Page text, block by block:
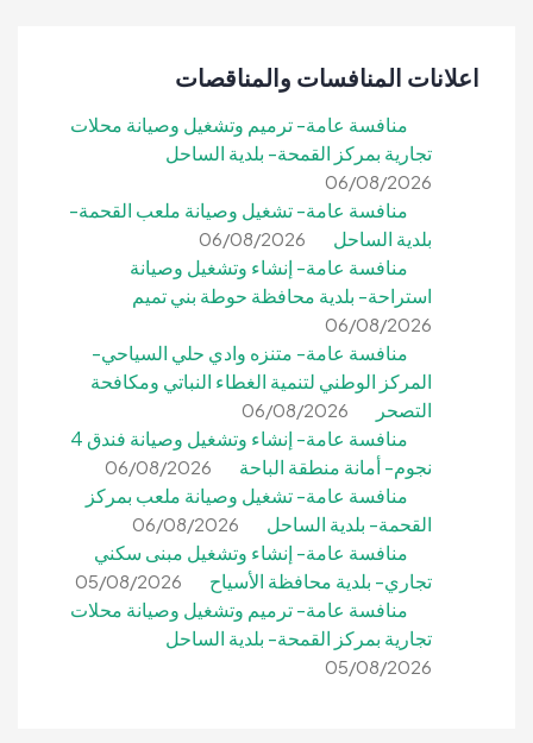
اعلانات المنافسات والمناقصات
منافسة عامة- ترميم وتشغيل وصيانة محلات
تجارية بمركز القمحة- بلدية الساحل
06/08/2026
منافسة عامة- تشغيل وصيانة ملعب القحمة-
بلدية الساحل
06/08/2026
منافسة عامة- إنشاء وتشغيل وصيانة
استراحة- بلدية محافظة حوطة بني تميم
06/08/2026
منافسة عامة- متنزه وادي حلي السياحي-
المركز الوطني لتنمية الغطاء النباتي ومكافحة
التصحر
06/08/2026
منافسة عامة- إنشاء وتشغيل وصيانة فندق 4
نجوم- أمانة منطقة الباحة
06/08/2026
منافسة عامة- تشغيل وصيانة ملعب بمركز
القحمة- بلدية الساحل
06/08/2026
منافسة عامة- إنشاء وتشغيل مبنى سكني
تجاري- بلدية محافظة الأسياح
05/08/2026
منافسة عامة- ترميم وتشغيل وصيانة محلات
تجارية بمركز القمحة- بلدية الساحل
05/08/2026